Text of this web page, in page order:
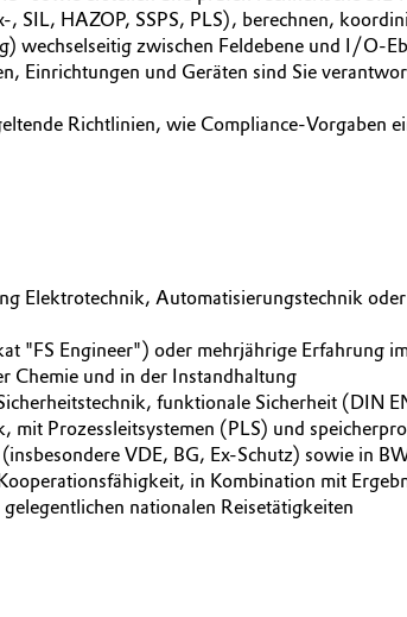
SIL, HAZOP, SSPS, PLS), berechnen,
wechselseitig zwischen Feldebene und I/O-
Einrichtungen und Geräten sind Sie
Richtlinien, wie Compliance-Vorgaben
Elektrotechnik, Automatisierungstechnik
"FS Engineer") oder mehrjährige Erfahrung
Chemie und in der Instandhaltung
funktionale Sicherheit
Prozessleitsystemen (PLS) und
VDE, BG, Ex-Schutz) sowie in
in Kombination mit
nationalen Reisetätigkeiten